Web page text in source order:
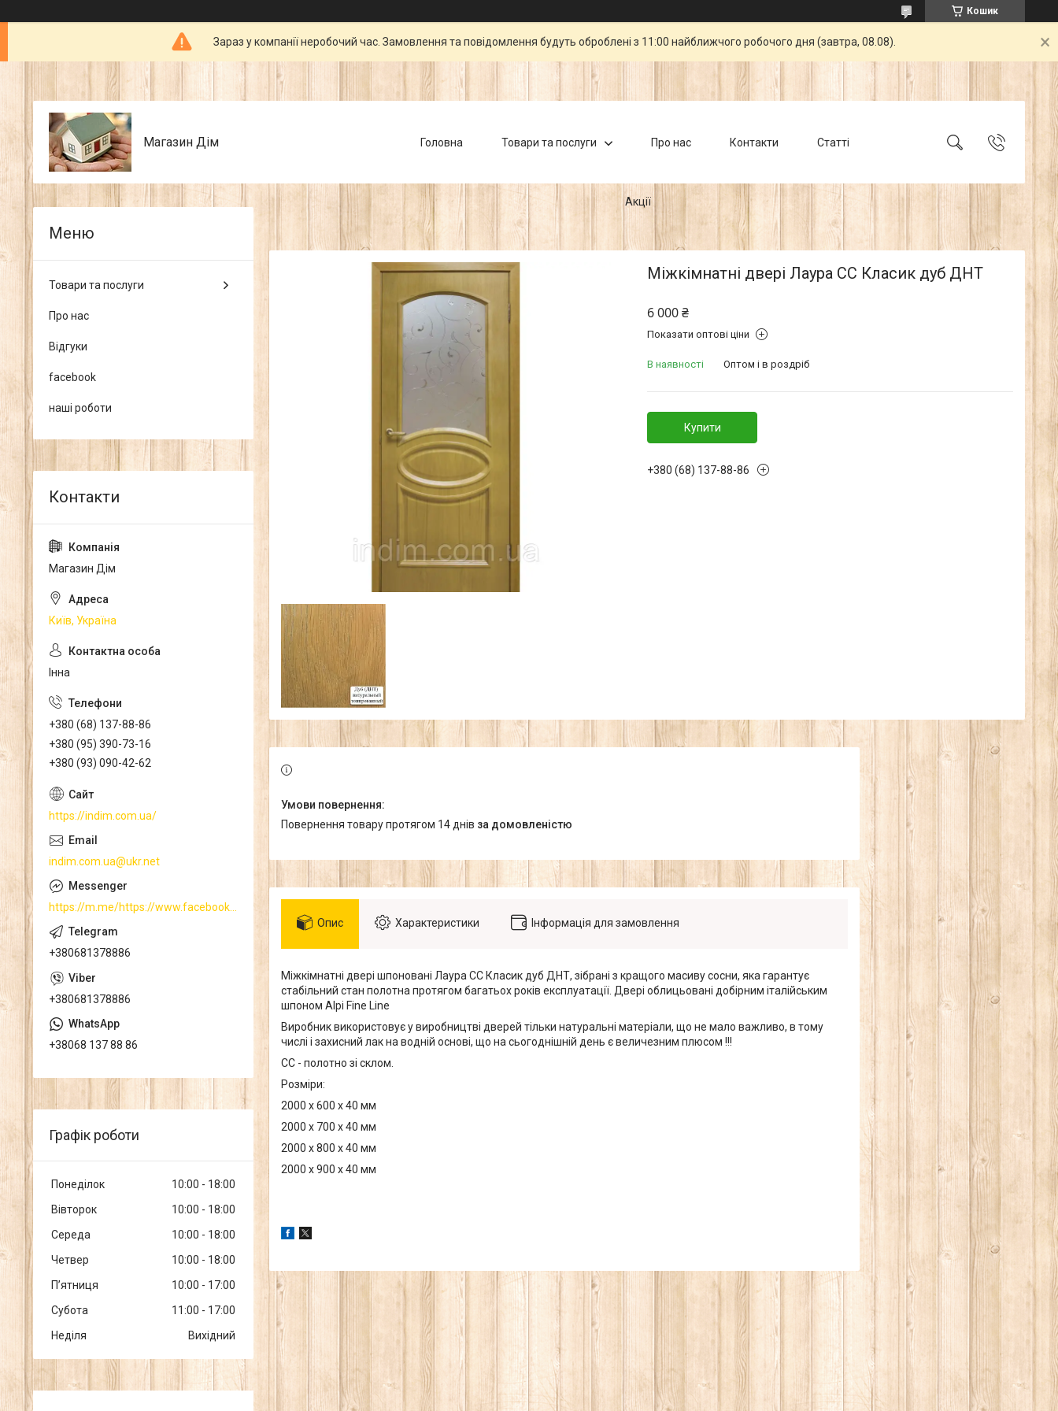
Кошик
Зараз у компанії неробочий час. Замовлення та повідомлення будуть оброблені з 11:00 найближчого робочого дня (завтра, 08.08).
Магазин Дім Головна Товари та послуги Про нас Контакти Статті
Акції
Міжкімнатні двері Лаура СС Класик дуб ДНТ
6 000 ₴
Показати оптові ціни
В наявності Оптом і в роздріб
Купити
+380 (68) 137-88-86
повернення товару протягом 14 днів за домовленістю
Опис Характеристики Інформація для замовлення
Міжкімнатні двері шпоновані Лаура СС Класик дуб ДНТ, зібрані з кращого масиву сосни, яка гарантує
стабільний стан полотна протягом багатьох років експлуатації. Двері облицьовані добірним італійським
шпоном Alpi Fine Line
Виробник використовує у виробництві дверей тільки натуральні матеріали, що не мало важливо, в тому
числі і захисний лак на водній основі, що на сьогоднішній день є величезним плюсом !!!
СС - полотно зі склом.
Розміри:
2000 x 600 x 40 мм
2000 x 700 x 40 мм
2000 x 800 x 40 мм
2000 x 900 x 40 мм
Товари та послуги
Про нас
Відгуки
facebook
наші роботи
Магазин Дім
Київ, Україна
Інна
+380 (68) 137-88-86
+380 (95) 390-73-16
+380 (93) 090-42-62
https://indim.com.ua/
indim.com.ua@ukr.net
https://m.me/https://www.facebook.com/
+380681378886
+380681378886
+38068 137 88 86
Графік роботи
Понеділок 10:00
18:00
Вівторок
10:00
18:00
Середа
10:00
18:00
Четвер
10:00
18:00
Пʼятниця
10:00
17:00
Субота
11:00
17:00
Неділя
Вихідний